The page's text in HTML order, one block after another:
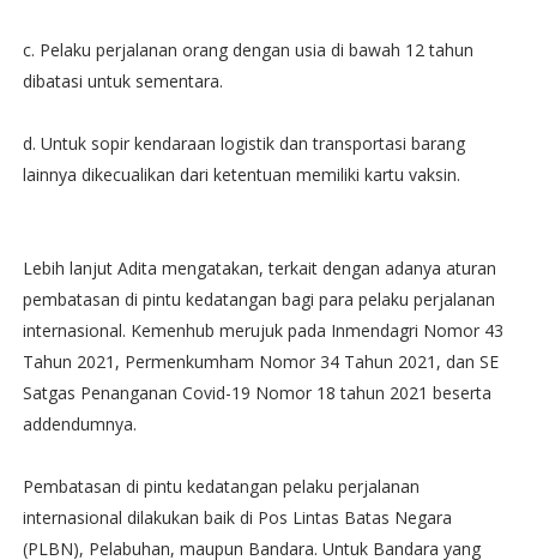
c. Pelaku perjalanan orang dengan usia di bawah 12 tahun
dibatasi untuk sementara.
d. Untuk sopir kendaraan logistik dan transportasi barang
lainnya dikecualikan dari ketentuan memiliki kartu vaksin.
Lebih lanjut Adita mengatakan, terkait dengan adanya aturan
pembatasan di pintu kedatangan bagi para pelaku perjalanan
internasional. Kemenhub merujuk pada Inmendagri Nomor 43
Tahun 2021, Permenkumham Nomor 34 Tahun 2021, dan SE
Satgas Penanganan Covid-19 Nomor 18 tahun 2021 beserta
addendumnya.
Pembatasan di pintu kedatangan pelaku perjalanan
internasional dilakukan baik di Pos Lintas Batas Negara
(PLBN), Pelabuhan, maupun Bandara. Untuk Bandara yang